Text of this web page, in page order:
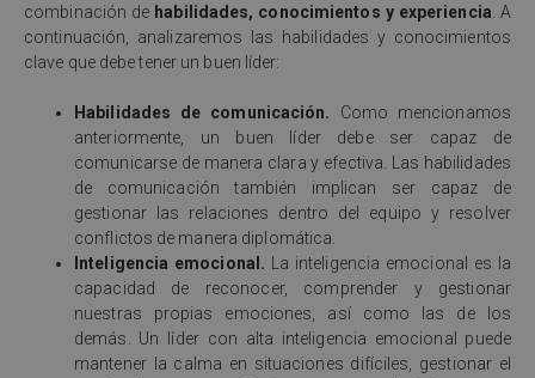
combinación de habilidades, conocimientos y experiencia. A
continuación, analizaremos las habilidades y conocimientos
clave que debe tener un buen líder:
Habilidades de comunicación. Como mencionamos
anteriormente, un buen líder debe ser capaz de
comunicarse de manera clara y efectiva. Las habilidades
de comunicación también implican ser capaz de
gestionar las relaciones dentro del equipo y resolver
conflictos de manera diplomática.
Inteligencia emocional. La inteligencia emocional es la
capacidad de reconocer, comprender y gestionar
nuestras propias emociones, así como las de los
demás. Un líder con alta inteligencia emocional puede
mantener la calma en situaciones difíciles, gestionar el